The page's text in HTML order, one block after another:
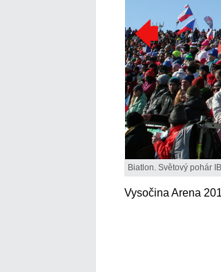
Biatlon. Světový pohár
Vysočina Arena